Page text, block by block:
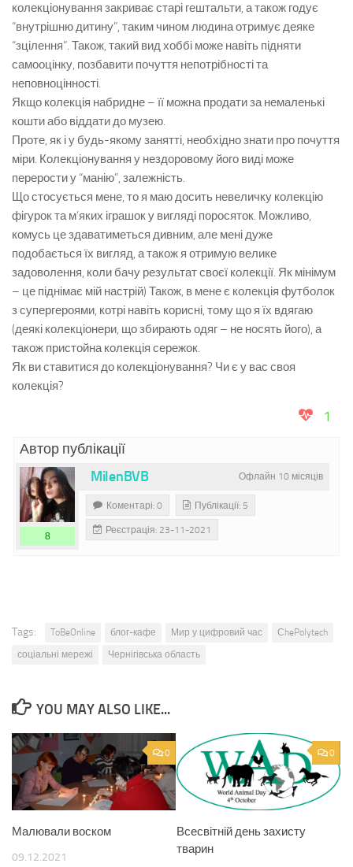
колекціонування закриває старі гештальти, а також годує
“внутрішню дитину”, таким чином людина отримує деяке
“зцілення”. Також, такий вид хоббі може навіть підняти
самооцінку, позбавити почуття непотрібності та
неповноцінності.
Якщо колекція набридне – її можна продати за немаленькі
кошти або віддати до музею.
Проте, як і у будь-якому занятті, необхідно знати про почуття
міри. Колекціонування у нездоровому його виді може
перерости у “манію”, залежність.
Що стосується мене, то я маю досить невеличку колекцію
фігурок та м’яких іграшок у вигляді поросяток. Можливо,
комусь це здаватиметься дивним, але мені дуже
подобається їх вигляд, а також я отримую велике
задоволення, коли бачу результат своєї колекції. Як мінімум
– це піднімає мій настрій) Також, в мене є колекція футболок
з супергероями, котрі навіть корисні, тому що я їх вдягаю
(деякі колекціонери, що збирають одяг – не носять його), а
також пристойна колекція сережок.
Як ви ставитися до колекціонування? Чи є у вас своя
колекція?
1
Автор публікації
Офлайн 10 місяців
MilenBVB
8
Коментарі: 0 Публікації: 5
Реєстрація: 23-11-2021
Tags: ToBeOnline блог-кафе Мир у цифровий час
СhePolytech
соціальні мережі
Чернігівська область
YOU MAY ALSO LIKE...
0
Малювали воском
09.12.2021
0
Всесвітній день захисту
тварин